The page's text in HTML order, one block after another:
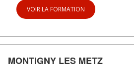
VOIR LA FORMATION
MONTIGNY LES METZ